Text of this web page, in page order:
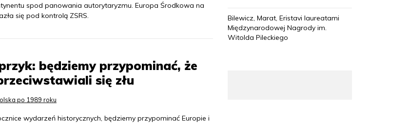
spod panowania autorytaryzmu. Europa Środkowa na
się pod kontrolą ZSRS.
będziemy przypominać, że
się złu
po 1989 roku
wydarzeń historycznych, będziemy przypominać Europie i
Bilewicz, Marat, Eristavi laureatami
Międzynarodowej Nagrody im.
Witolda Pileckiego